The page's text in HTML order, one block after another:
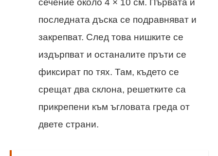
сечение около 4 × 10 см. Първата и
последната дъска се подравняват и
закрепват. След това нишките се
издърпват и останалите пръти се
фиксират по тях. Там, където се
срещат два склона, решетките са
прикрепени към ъгловата греда от
двете страни.